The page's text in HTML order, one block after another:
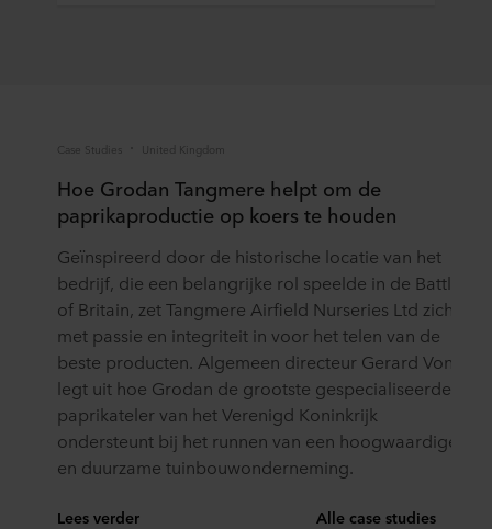
Case Studies United Kingdom
Hoe Grodan Tangmere helpt om de
paprikaproductie op koers te houden
Geïnspireerd door de historische locatie van het
bedrijf, die een belangrijke rol speelde in de Battle
of Britain, zet Tangmere Airfield Nurseries Ltd zich
met passie en integriteit in voor het telen van de
beste producten. Algemeen directeur Gerard Vonk
legt uit hoe Grodan de grootste gespecialiseerde
paprikateler van het Verenigd Koninkrijk
ondersteunt bij het runnen van een hoogwaardige
en duurzame tuinbouwonderneming.
Lees verder Alle case studies